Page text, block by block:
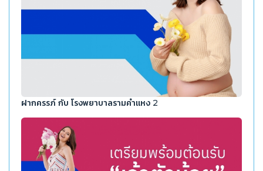
ฝากครรภ์ กับ โรงพยาบาลรามคำแหง 2